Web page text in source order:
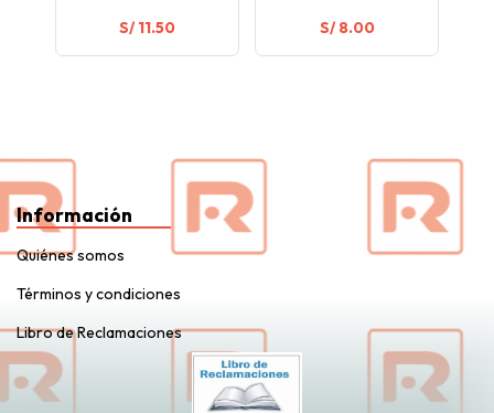
S/ 11.50 S/ 8.00
Información
Quiénes somos
Términos y condiciones
Libro de Reclamaciones